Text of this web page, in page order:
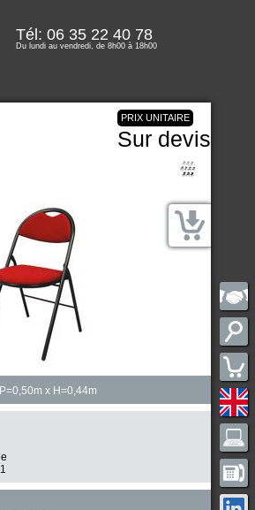
Tél: 06 35 22 40 78
Du lundi au vendredi, de 8h00 à 18h00
PRIX UNITAIRE
Sur devis
x H=0,44m